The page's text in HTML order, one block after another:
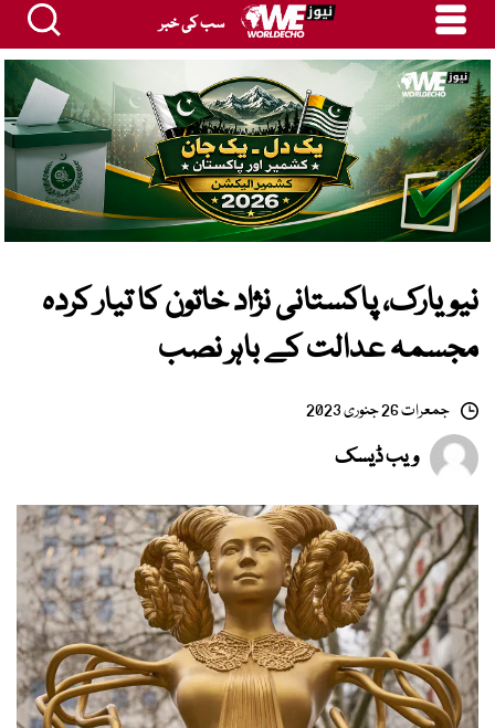
سب کی خبر
نیویارک، پاکستانی نژاد خاتون کا تیار کردہ
مجسمہ عدالت کے باہر نصب
جمعرات 26 جنوری 2023
ویب ڈیسک